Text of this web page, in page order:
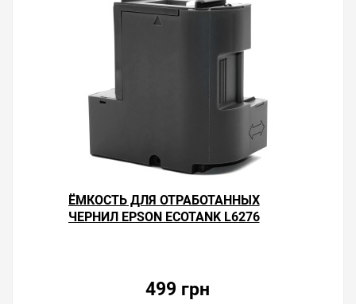
ЁМКОСТЬ ДЛЯ ОТРАБОТАННЫХ
ЧЕРНИЛ EPSON ECOTANK L6276
499 грн